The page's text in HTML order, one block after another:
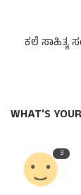
ಕಲೆ ಸಾಹಿತ್ಯ
WHAT'S
3